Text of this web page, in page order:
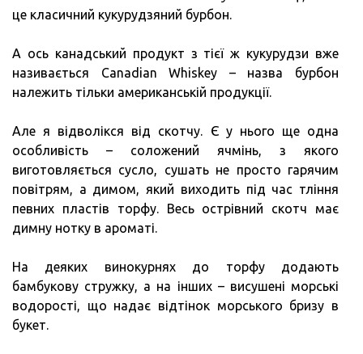
це класичний кукурудзяний бурбон.
А ось канадський продукт з тієї ж кукурудзи вже
називається Canadian Whiskey – назва бурбон
належить тільки американській продукції.
Але я відволікся від скотчу. Є у нього ще одна
особливість – соложений ячмінь, з якого
виготовляється сусло, сушать не просто гарячим
повітрям, а димом, який виходить під час тління
певних пластів торфу. Весь острівний скотч має
димну нотку в ароматі.
На деяких винокурнях до торфу додають
бамбукову стружку, а на інших – висушені морські
водорості, що надає відтінок морського бризу в
букет.